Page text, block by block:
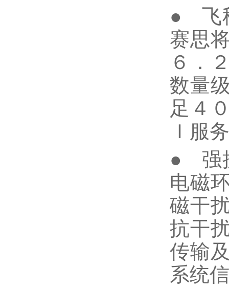
● 飞
赛思
６．
数量
足４
Ｉ服
● 强
电磁
磁干
抗干
传输
系统